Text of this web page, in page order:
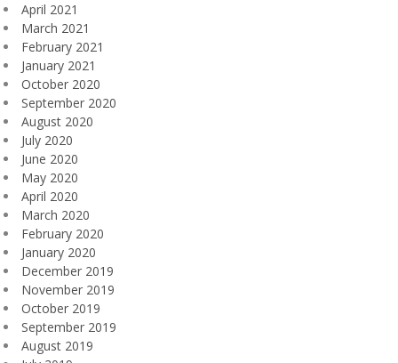
April 2021
March 2021
February 2021
January 2021
October 2020
September 2020
August 2020
July 2020
June 2020
May 2020
April 2020
March 2020
February 2020
January 2020
December 2019
November 2019
October 2019
September 2019
August 2019